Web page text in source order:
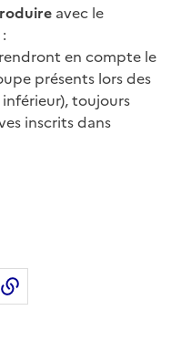
avec le
en compte le
présents lors des
toujours
inscrits dans
Twitter)
LinkedInpar email